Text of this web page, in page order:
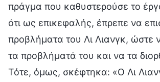
πράγμα που καθυστερούσε το
ότι ως επικεφαλής, έπρεπε να
προβλήματα του Λι Λιανγκ, ώστε
τα προβλήματά του και να τα
Τότε, όμως, σκέφτηκα: «Ο Λι